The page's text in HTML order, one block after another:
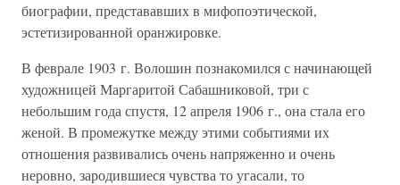
биографии, представавших в мифопоэтической,
эстетизированной оранжировке.
В феврале 1903 г. Волошин познакомился с начинающей
художницей Маргаритой Сабашниковой, три с
небольшим года спустя, 12 апреля 1906 г., она стала его
женой. В промежутке между этими событиями их
отношения развивались очень напряженно и очень
неровно, зародившиеся чувства то угасали, то